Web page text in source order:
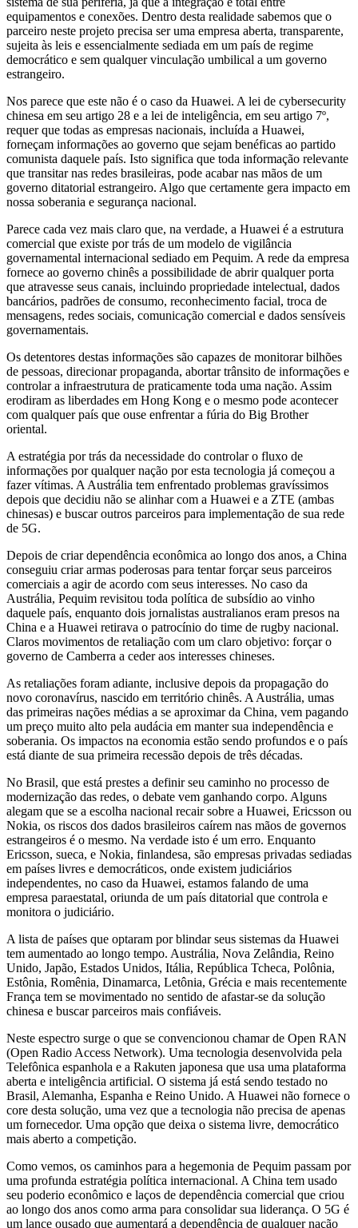
equipamentos e conexões. Dentro desta realidade sabemos que o
parceiro neste projeto precisa ser uma empresa aberta, transparente,
sujeita às leis e essencialmente sediada em um país de regime
democrático e sem qualquer vinculação umbilical a um governo
estrangeiro.
Nos parece que este não é o caso da Huawei. A lei de cybersecurity
chinesa em seu artigo 28 e a lei de inteligência, em seu artigo 7º,
requer que todas as empresas nacionais, incluída a Huawei,
forneçam informações ao governo que sejam benéficas ao partido
comunista daquele país. Isto significa que toda informação relevante
que transitar nas redes brasileiras, pode acabar nas mãos de um
governo ditatorial estrangeiro. Algo que certamente gera impacto em
nossa soberania e segurança nacional.
Parece cada vez mais claro que, na verdade, a Huawei é a estrutura
comercial que existe por trás de um modelo de vigilância
governamental internacional sediado em Pequim. A rede da empresa
fornece ao governo chinês a possibilidade de abrir qualquer porta
que atravesse seus canais, incluindo propriedade intelectual, dados
bancários, padrões de consumo, reconhecimento facial, troca de
mensagens, redes sociais, comunicação comercial e dados sensíveis
governamentais.
Os detentores destas informações são capazes de monitorar bilhões
de pessoas, direcionar propaganda, abortar trânsito de informações e
controlar a infraestrutura de praticamente toda uma nação. Assim
erodiram as liberdades em Hong Kong e o mesmo pode acontecer
com qualquer país que ouse enfrentar a fúria do Big Brother
oriental.
A estratégia por trás da necessidade do controlar o fluxo de
informações por qualquer nação por esta tecnologia já começou a
fazer vítimas. A Austrália tem enfrentado problemas gravíssimos
depois que decidiu não se alinhar com a Huawei e a ZTE (ambas
chinesas) e buscar outros parceiros para implementação de sua rede
de 5G.
Depois de criar dependência econômica ao longo dos anos, a China
conseguiu criar armas poderosas para tentar forçar seus parceiros
comerciais a agir de acordo com seus interesses. No caso da
Austrália, Pequim revisitou toda política de subsídio ao vinho
daquele país, enquanto dois jornalistas australianos eram presos na
China e a Huawei retirava o patrocínio do time de rugby nacional.
Claros movimentos de retaliação com um claro objetivo: forçar o
governo de Camberra a ceder aos interesses chineses.
As retaliações foram adiante, inclusive depois da propagação do
novo coronavírus, nascido em território chinês. A Austrália, umas
das primeiras nações médias a se aproximar da China, vem pagando
um preço muito alto pela audácia em manter sua independência e
soberania. Os impactos na economia estão sendo profundos e o país
está diante de sua primeira recessão depois de três décadas.
No Brasil, que está prestes a definir seu caminho no processo de
modernização das redes, o debate vem ganhando corpo. Alguns
alegam que se a escolha nacional recair sobre a Huawei, Ericsson ou
Nokia, os riscos dos dados brasileiros caírem nas mãos de governos
estrangeiros é o mesmo. Na verdade isto é um erro. Enquanto
Ericsson, sueca, e Nokia, finlandesa, são empresas privadas sediadas
em países livres e democráticos, onde existem judiciários
independentes, no caso da Huawei, estamos falando de uma
empresa paraestatal, oriunda de um país ditatorial que controla e
monitora o judiciário.
A lista de países que optaram por blindar seus sistemas da Huawei
tem aumentado ao longo tempo. Austrália, Nova Zelândia, Reino
Unido, Japão, Estados Unidos, Itália, República Tcheca, Polônia,
Estônia, Romênia, Dinamarca, Letônia, Grécia e mais recentemente
França tem se movimentado no sentido de afastar-se da solução
chinesa e buscar parceiros mais confiáveis.
Neste espectro surge o que se convencionou chamar de Open RAN
(Open Radio Access Network). Uma tecnologia desenvolvida pela
Telefônica espanhola e a Rakuten japonesa que usa uma plataforma
aberta e inteligência artificial. O sistema já está sendo testado no
Brasil, Alemanha, Espanha e Reino Unido. A Huawei não fornece o
core desta solução, uma vez que a tecnologia não precisa de apenas
um fornecedor. Uma opção que deixa o sistema livre, democrático
mais aberto a competição.
Como vemos, os caminhos para a hegemonia de Pequim passam por
uma profunda estratégia política internacional. A China tem usado
seu poderio econômico e laços de dependência comercial que criou
ao longo dos anos como arma para consolidar sua liderança. O 5G é
um lance ousado que aumentará a dependência de qualquer nação